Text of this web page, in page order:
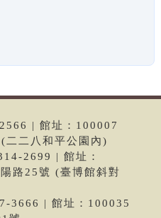
| 館址：100007
二二八和平公園內)
2699 | 館址：
路25號 (臺博館斜對
3666 | 館址：100035